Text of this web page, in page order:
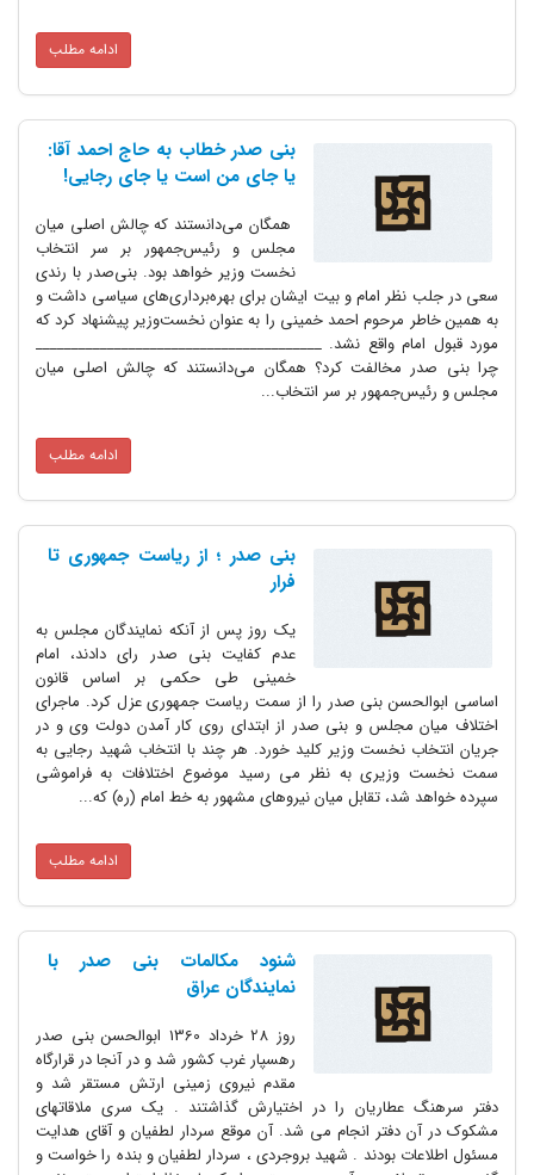
ادامه مطلب
بنی صدر خطاب به حاج احمد آقا:
یا جای من است یا جای رجایی!
همگان می‌دانستند که چالش اصلی میان
مجلس و رئیس‌جمهور بر سر انتخاب
نخست وزیر خواهد بود. بنی‌صدر با رندی
سعی در جلب نظر امام و بیت‌ ایشان برای بهره‌برداری‌های سیاسی داشت و
به همین خاطر مرحوم احمد خمینی را به عنوان نخست‌وزیر پیشنهاد کرد که
مورد قبول امام واقع نشد. ________________________________________
چرا بنی صدر مخالفت کرد؟ همگان می‌دانستند که چالش اصلی میان
مجلس و رئیس‌جمهور بر سر انتخاب...
ادامه مطلب
بنی صدر ؛ از ریاست جمهوری تا
فرار
یک روز پس از آنکه نمایندگان مجلس به
عدم کفایت بنی صدر رای دادند، امام
خمینی طی حکمی بر اساس قانون
اساسی ابوالحسن بنی صدر را از سمت ریاست جمهوری عزل کرد. ماجرای
اختلاف میان مجلس و بنی صدر از ابتدای روی کار آمدن دولت وی و در
جریان انتخاب نخست وزیر کلید خورد. هر چند با انتخاب شهید رجایی به
سمت نخست وزیری به نظر می رسید موضوع اختلافات به فراموشی
سپرده خواهد شد، تقابل میان نیروهای مشهور به خط امام (ره) که...
ادامه مطلب
شنود مکالمات بنی صدر با
نمایندگان عراق
روز 28 خرداد 1360 ابوالحسن بنی صدر
رهسپار غرب کشور شد و در آنجا در قرارگاه
مقدم نیروی زمینی ارتش مستقر شد و
دفتر سرهنگ عطاریان را در اختیارش گذاشتند . یک سری ملاقاتهای
مشکوک در آن دفتر انجام می شد. آن موقع سردار لطفیان و آقای هدایت
مسئول اطلاعات بودند . شهید بروجردی ، سردار لطفیان و بنده را خواست و